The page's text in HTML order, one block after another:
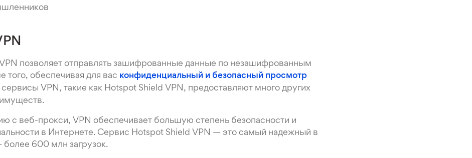
VPN позволяет отправлять зашифрованные данные по незашифрованным
того, обеспечивая для вас конфиденциальный и безопасный просмотр
сервисы VPN, такие как Hotspot Shield VPN, предоставляют много других
с веб-прокси, VPN обеспечивает большую степень безопасности и
в Интернете. Сервис Hotspot Shield VPN — это самый надежный в
600 млн загрузок.